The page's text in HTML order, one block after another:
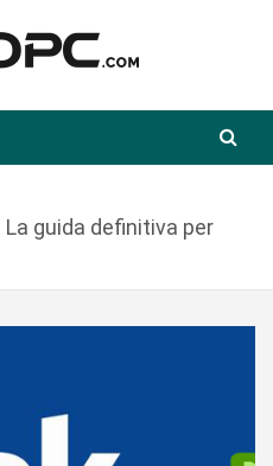
guida definitiva per